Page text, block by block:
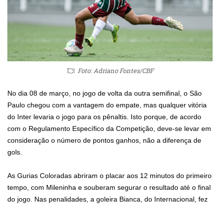
Foto: Adriano Fontes/CBF
No dia 08 de março, no jogo de volta da outra semifinal, o São
Paulo chegou com a vantagem do empate, mas qualquer vitória
do Inter levaria o jogo para os pênaltis. Isto porque, de acordo
com o Regulamento Específico da Competição, deve-se levar em
consideração o número de pontos ganhos, não a diferença de
gols.
As Gurias Coloradas abriram o placar aos 12 minutos do primeiro
tempo, com Mileninha e souberam segurar o resultado até o final
do jogo. Nas penalidades, a goleira Bianca, do Internacional, fez